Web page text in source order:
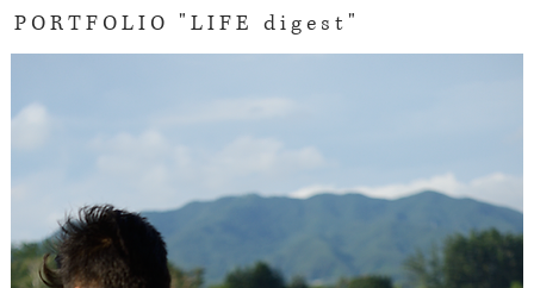
PORTFOLIO "LIFE digest"